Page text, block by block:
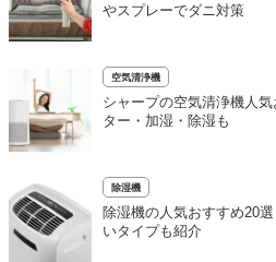
やスプレーでダニ対策
空気清浄機
シャープの空気清浄機人
ター・加湿・除湿も
除湿機
除湿機の人気おすすめ20
いタイプも紹介